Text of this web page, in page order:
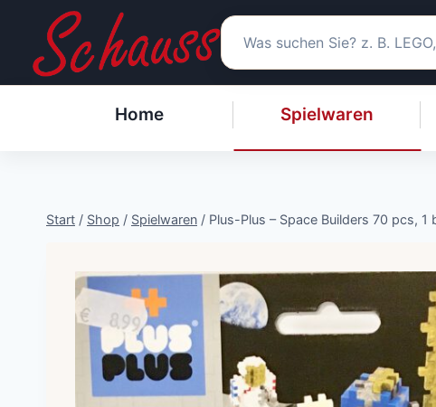
springen
Home Spielwaren
Start / Shop / Spielwaren / Plus-Plus – Space Builders 70 pcs, 1